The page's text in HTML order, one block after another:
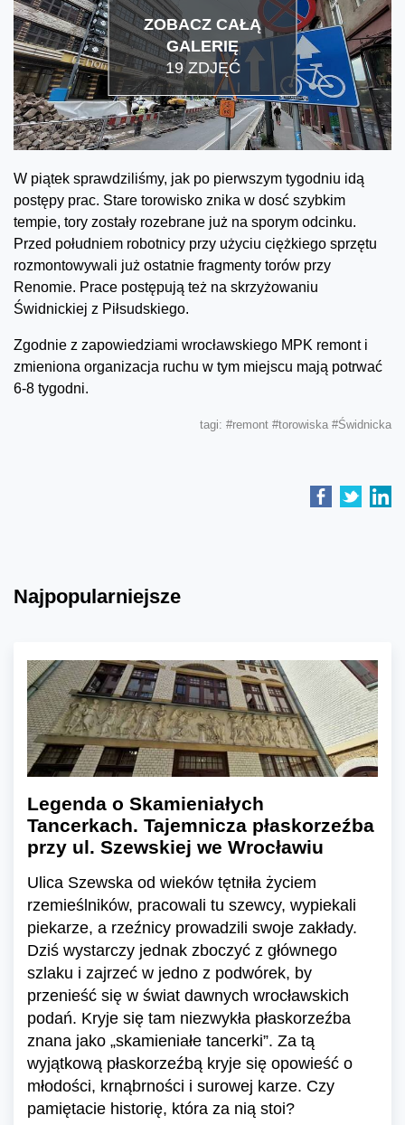
ZOBACZ CAŁĄ
GALERIĘ
19 ZDJĘĆ
W piątek sprawdziliśmy, jak po pierwszym tygodniu idą
postępy prac. Stare torowisko znika w dosć szybkim
tempie, tory zostały rozebrane już na sporym odcinku.
Przed południem robotnicy przy użyciu ciężkiego sprzętu
rozmontowywali już ostatnie fragmenty torów przy
Renomie. Prace postępują też na skrzyżowaniu
Świdnickiej z Piłsudskiego.
Zgodnie z zapowiedziami wrocławskiego MPK remont i
zmieniona organizacja ruchu w tym miejscu mają potrwać
6-8 tygodni.
tagi: #remont #torowiska #Świdnicka
Najpopularniejsze
Legenda o Skamieniałych
Tancerkach. Tajemnicza płaskorzeźba
przy ul. Szewskiej we Wrocławiu
Ulica Szewska od wieków tętniła życiem
rzemieślników, pracowali tu szewcy, wypiekali
piekarze, a rzeźnicy prowadzili swoje zakłady.
Dziś wystarczy jednak zboczyć z głównego
szlaku i zajrzeć w jedno z podwórek, by
przenieść się w świat dawnych wrocławskich
podań. Kryje się tam niezwykła płaskorzeźba
znana jako „skamieniałe tancerki”. Za tą
wyjątkową płaskorzeźbą kryje się opowieść o
młodości, krnąbrności i surowej karze. Czy
pamiętacie historię, która za nią stoi?